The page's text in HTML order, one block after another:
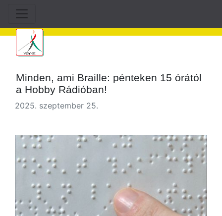
Minden, ami Braille: pénteken 15 órától
a Hobby Rádióban!
2025. szeptember 25.